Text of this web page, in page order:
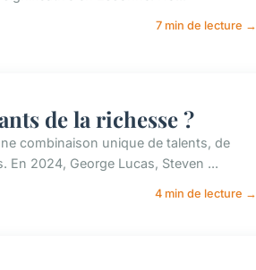
7 min de lecture →
de la richesse ?
combinaison unique de talents, de
2024, George Lucas, Steven ...
4 min de lecture →